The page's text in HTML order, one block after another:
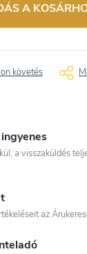
A
követés
a visszaküldés
az